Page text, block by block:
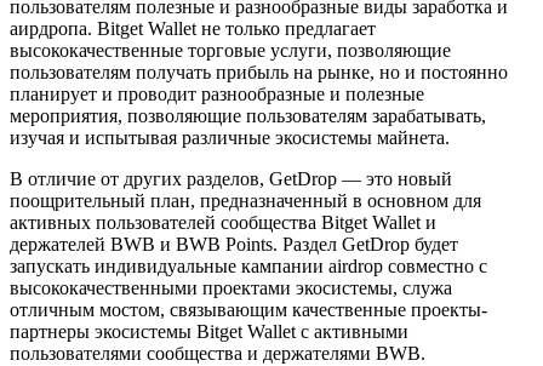
пользователям полезные и разнообразные виды заработка и
аирдропа. Bitget Wallet не только предлагает
высококачественные торговые услуги, позволяющие
пользователям получать прибыль на рынке, но и постоянно
планирует и проводит разнообразные и полезные
мероприятия, позволяющие пользователям зарабатывать,
изучая и испытывая различные экосистемы майнета.
В отличие от других разделов, GetDrop — это новый
поощрительный план, предназначенный в основном для
активных пользователей сообщества Bitget Wallet и
держателей BWB и BWB Points. Раздел GetDrop будет
запускать индивидуальные кампании airdrop совместно с
высококачественными проектами экосистемы, служа
отличным мостом, связывающим качественные проекты-
партнеры экосистемы Bitget Wallet с активными
пользователями сообщества и держателями BWB.